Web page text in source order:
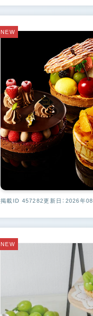
NEW
掲載ID 457282更新日：2026年
NEW